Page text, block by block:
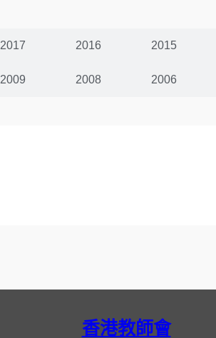
2017 2016 2015
2009 2008 2006
香港教師會